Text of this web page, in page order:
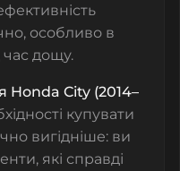
особливо в
дощу.
Honda City (2014–
купувати
вигідніше: ви
які справді